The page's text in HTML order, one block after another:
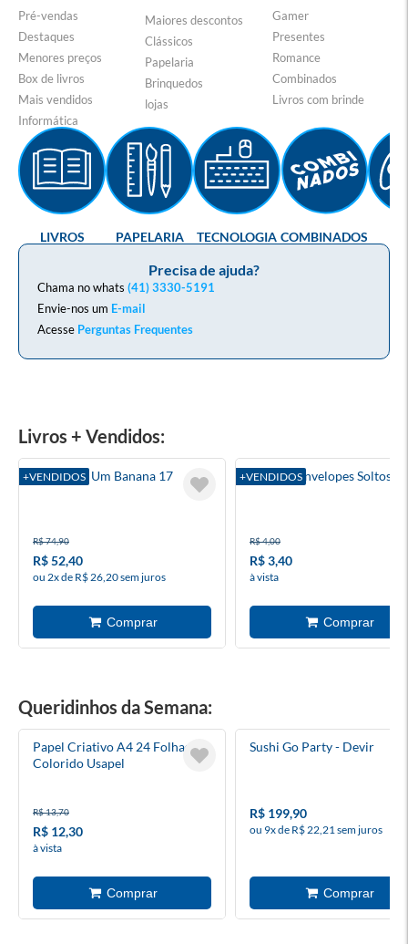
Pré-vendas
Destaques
Menores preços
Box de livros
Mais vendidos
Informática
Maiores descontos
Clássicos
Papelaria
Brinquedos
lojas
Gamer
Presentes
Romance
Combinados
Livros com brinde
Precisa de ajuda?
Chama no whats (41) 3330-5191
Envie-nos um E-mail
Acesse Perguntas Frequentes
LIVROS PAPELARIA TECNOLOGIA COMBINADOS
Livros + Vendidos:
+VENDIDOS
Diário De Um Banana 17
R$ 74,90
R$ 52,40
ou 2x de R$ 26,20 sem juros
+VENDIDOS
Luluca - Envelopes Soltos
R$ 4,00
R$ 3,40
à vista
Queridinhos da Semana:
Papel Criativo A4 24 Folhas
Colorido Usapel
R$ 13,70
R$ 12,30
à vista
Sushi Go Party - Devir
R$ 199,90
ou 9x de R$ 22,21 sem juros